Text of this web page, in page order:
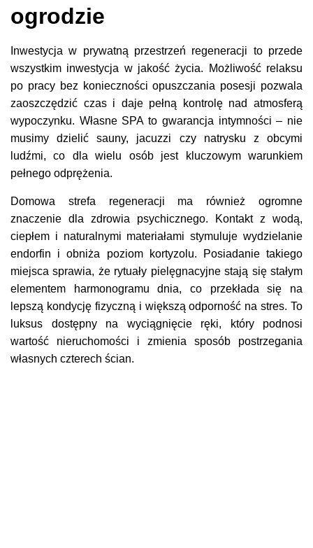
ogrodzie
Inwestycja w prywatną przestrzeń regeneracji to przede
wszystkim inwestycja w jakość życia. Możliwość relaksu
po pracy bez konieczności opuszczania posesji pozwala
zaoszczędzić czas i daje pełną kontrolę nad atmosferą
wypoczynku. Własne SPA to gwarancja intymności – nie
musimy dzielić sauny, jacuzzi czy natrysku z obcymi
ludźmi, co dla wielu osób jest kluczowym warunkiem
pełnego odprężenia.
Domowa strefa regeneracji ma również ogromne
znaczenie dla zdrowia psychicznego. Kontakt z wodą,
ciepłem i naturalnymi materiałami stymuluje wydzielanie
endorfin i obniża poziom kortyzolu. Posiadanie takiego
miejsca sprawia, że rytuały pielęgnacyjne stają się stałym
elementem harmonogramu dnia, co przekłada się na
lepszą kondycję fizyczną i większą odporność na stres. To
luksus dostępny na wyciągnięcie ręki, który podnosi
wartość nieruchomości i zmienia sposób postrzegania
własnych czterech ścian.